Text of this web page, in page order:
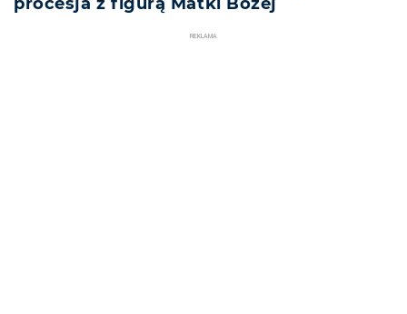
REKLAMA